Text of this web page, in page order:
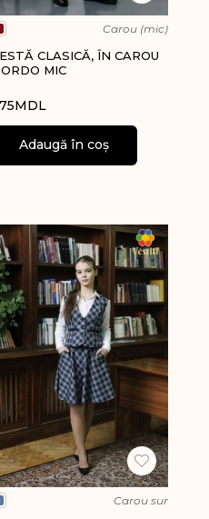
Carou (mic)
CLASICĂ, ÎN CAROU
MIC
MDL
Adaugă în coș
Carou sur